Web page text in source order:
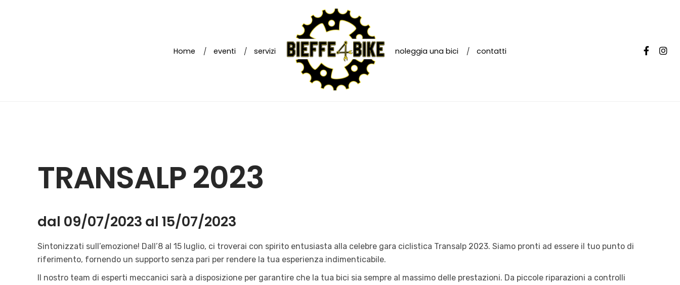
Home eventi servizi noleggia una bici contatti
TRANSALP 2023
dal 09/07/2023 al 15/07/2023
Sintonizzati sull’emozione! Dall’8 al 15 luglio, ci troverai con spirito entusiasta alla celebre gara ciclistica Transalp 2023. Siamo pronti ad essere il tuo punto di
riferimento, fornendo un supporto senza pari per rendere la tua esperienza indimenticabile.
Il nostro team di esperti meccanici sarà a disposizione per garantire che la tua bici sia sempre al massimo delle prestazioni. Da piccole riparazioni a controlli